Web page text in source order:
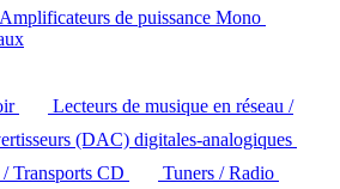
Amplificateurs de puissance Mono
Lecteurs de musique en réseau /
(DAC) digitales-analogiques
Transports CD
Tuners / Radio